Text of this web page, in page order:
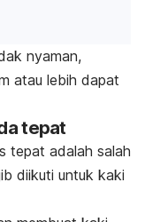
nyaman,
atau lebih dapat
tepat
tepat adalah salah
diikuti untuk kaki